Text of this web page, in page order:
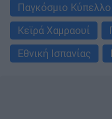
Παγκόσμιο
Κεϊρά Χαμραουί
Εθνική Ισπανίας